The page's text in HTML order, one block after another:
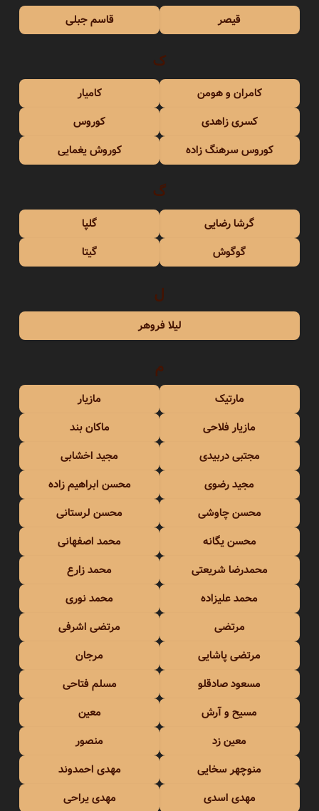
قیصر قاسم جبلی
ک
کامران و هومن
کامیار
کسری زاهدی
کوروس
کوروس سرهنگ زاده
کوروش یغمایی
گ
گرشا رضایی
گلپا
گوگوش
گیتا
ل
لیلا فروهر
م
مارتیک
مازیار
مازیار فلاحی
ماکان بند
مجتبی دربیدی
مجید اخشابی
مجید رضوی
محسن ابراهیم زاده
محسن چاوشی
محسن لرستانی
محسن یگانه
محمد اصفهانی
محمدرضا شریعتی
محمد زارع
محمد علیزاده
محمد نوری
مرتضی
مرتضی اشرفی
مرتضی پاشایی
مرجان
مسعود صادقلو
مسلم فتاحی
مسیح و آرش
معین
معین زد
منصور
منوچهر سخایی
مهدی احمدوند
مهدی اسدی
مهدی یراحی